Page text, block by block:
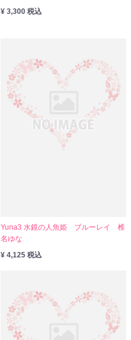
¥ 3,300 税込
Yuna3 水鏡の人魚姫 ブルーレイ 椎
名ゆな
¥ 4,125 税込